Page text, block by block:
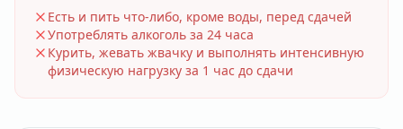
Есть и пить что-либо, кроме воды, перед сдачей
Употреблять алкоголь за 24 часа
Курить, жевать жвачку и выполнять интенсивную
физическую нагрузку за 1 час до сдачи